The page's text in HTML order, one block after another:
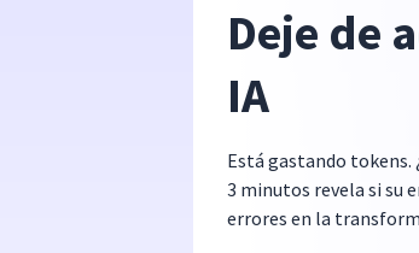
Deje de
IA
Está gastando tokens.
3 minutos revela si su
errores en la